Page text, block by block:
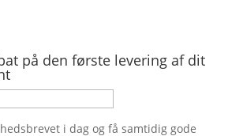
på den første levering af dit
i dag og få samtidig gode